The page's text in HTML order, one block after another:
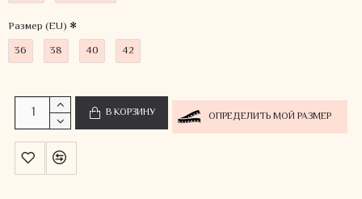
Размер (EU)
36
38 40 42
В КОРЗИНУ ОПРЕДЕЛИТЬ МОЙ РАЗМЕР